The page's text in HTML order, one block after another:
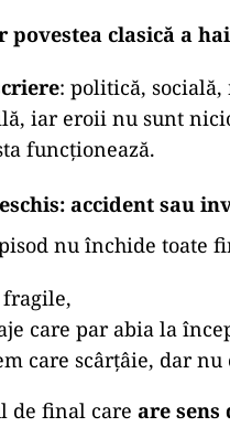
povestea clasică a
: politică,
iar eroii nu sunt
funcționează.
accident sau
nu închide toate
care par abia la
care scârțâie, dar nu
de final care are sens